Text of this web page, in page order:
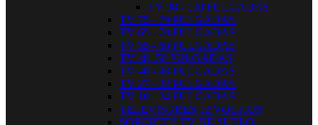
TV 98 - 100 PULGADAS
TV 75 - 79 PULGADAS
TV 65 - 70 PULGADAS
TV 55 - 60 PULGADAS
TV 48- 50 PULGADAS
TV 40 - 43 PULGADAS
TV 27 - 32 PULGADAS
TV 10 - 24 PULGADAS
TELEVISORES 12 VOLTIOS
SOPORTES TV DE SUELO